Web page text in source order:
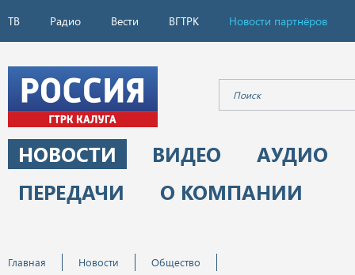
ТВ Радио Вести ВГТРК Новости партнёров
НОВОСТИ ВИДЕО
АУДИО
ПЕРЕДАЧИ
О КОМПАНИИ
Главная Новости
Общество